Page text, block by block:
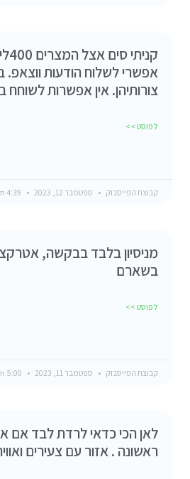
אפשרי לשלוח הודעות
צורותיהן. אין אפשרות לשוחח
לפוסט >>
קבוצת הפייסבוק ספטמבר 12, 2023
מניסיון בלבד בבקשה,
בשארם
לפוסט >>
קבוצת הפייסבוק ספטמבר 11, 2023
לאן הכי כדאי לרדת לבד אם
ראשונה . אזור עם צעירים